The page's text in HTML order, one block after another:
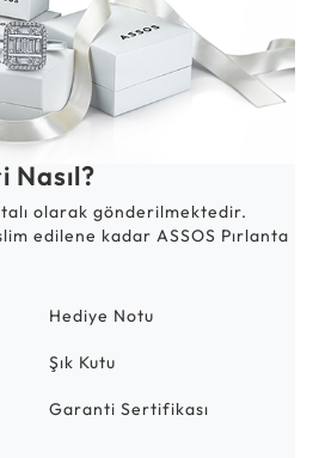
Nasıl?
olarak gönderilmektedir.
edilene kadar ASSOS Pırlanta
Hediye Notu
Şık Kutu
Garanti Sertifikası